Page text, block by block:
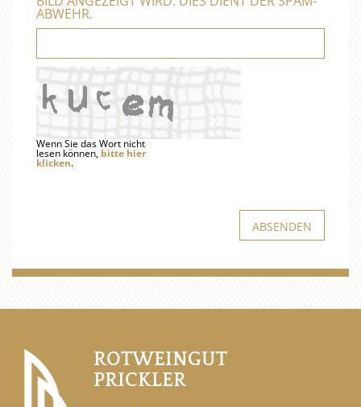
ABWEHR.
Wenn Sie das Wort nicht
lesen können, bitte hier
klicken.
ROTWEINGUT
PRICKLER